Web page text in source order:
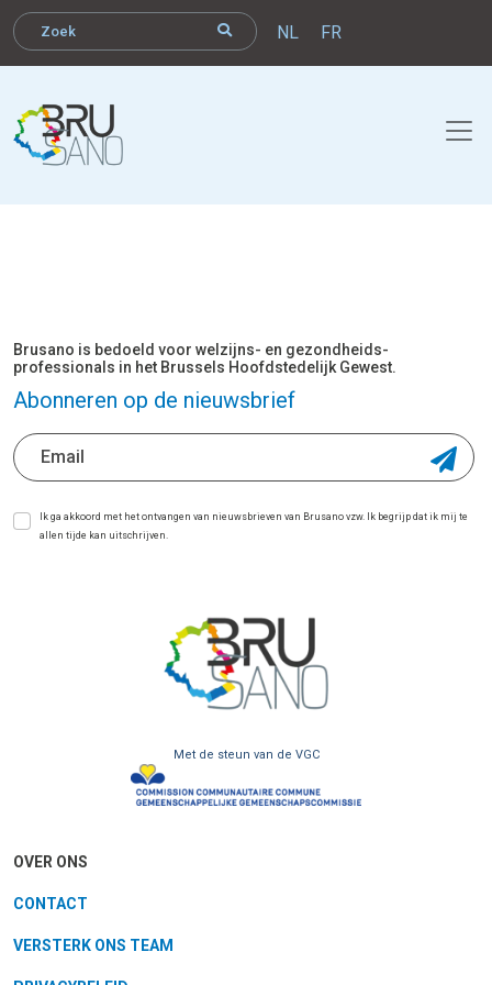
NL FR
Brusano is bedoeld voor welzijns- en gezondheids-
professionals in het Brussels Hoofdstedelijk Gewest.
Abonneren op de nieuwsbrief
Ik ga akkoord met het ontvangen van nieuwsbrieven van Brusano vzw. Ik begrijp dat ik mij te
allen tijde kan uitschrijven.
Met de steun van de VGC
OVER ONS
CONTACT
VERSTERK ONS TEAM